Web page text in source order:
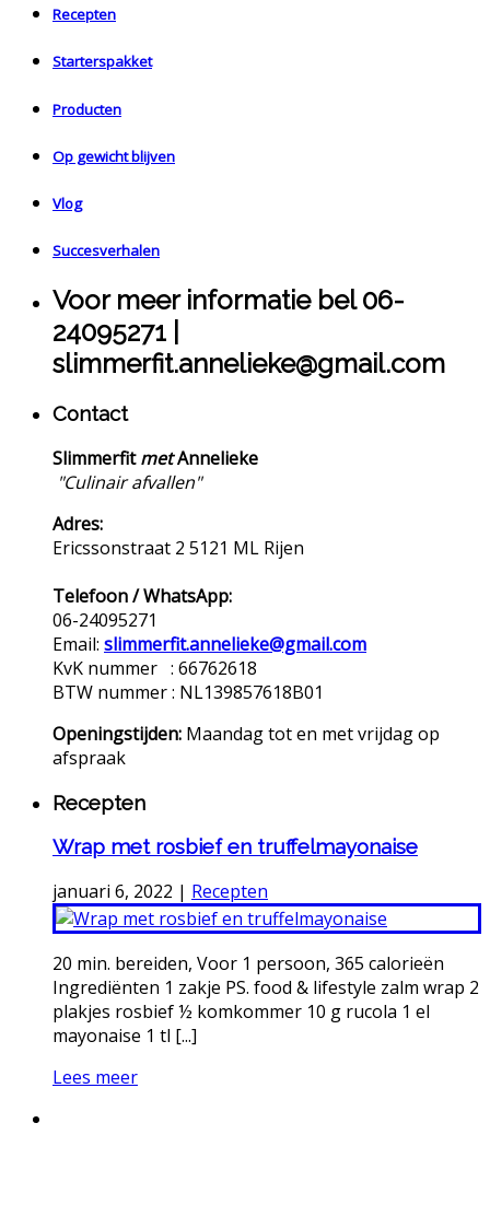
Recepten
Starterspakket
Producten
Op gewicht blijven
Vlog
Succesverhalen
Voor meer informatie bel 06-
24095271 |
slimmerfit.annelieke@gmail.com
Contact
SlimmerfitmetAnnelieke
"Culinair afvallen"
Adres:
Ericssonstraat 2 5121 ML Rijen
Telefoon / WhatsApp:
06-24095271
Email: slimmerfit.annelieke@gmail.com
KvK nummer : 66762618
BTW nummer : NL139857618B01
Openingstijden: Maandag tot en met vrijdag op
afspraak
Recepten
Wrap met rosbief en truffelmayonaise
januari 6, 2022 | Recepten
20 min. bereiden, Voor 1 persoon, 365 calorieën
Ingrediënten 1 zakje PS. food & lifestyle zalm wrap 2
plakjes rosbief ½ komkommer 10 g rucola 1 el
mayonaise 1 tl [...]
Lees meer